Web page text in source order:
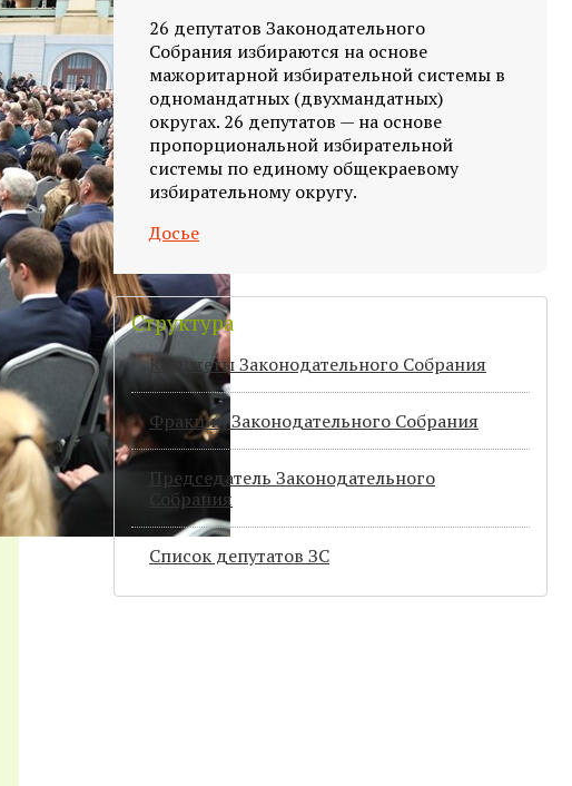
26 депутатов Законодательного
Собрания избираются на основе
мажоритарной избирательной системы в
одномандатных (двухмандатных)
округах. 26 депутатов — на основе
пропорциональной избирательной
системы по единому общекраевому
избирательному округу.
Досье
Структура
Комитеты Законодательного Собрания
Фракции Законодательного Собрания
Председатель Законодательного
Cобрания
Список депутатов ЗС